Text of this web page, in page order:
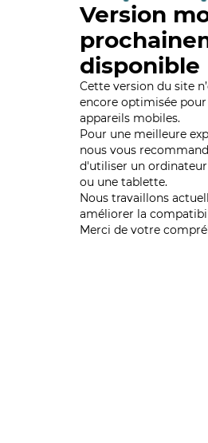
Version
disponible
Cette version du site
encore optimisée pour
appareils mobiles.
Pour une meilleure
nous vous
d'utiliser un
ou une tablette.
Nous travaillons
améliorer la
Merci de votre